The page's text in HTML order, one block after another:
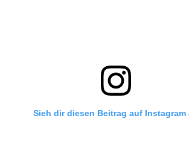
Sieh dir diesen Beitrag auf Instagram